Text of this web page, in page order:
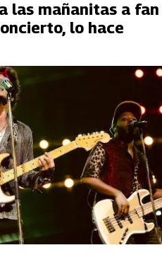
las mañanitas a fan
lo hace